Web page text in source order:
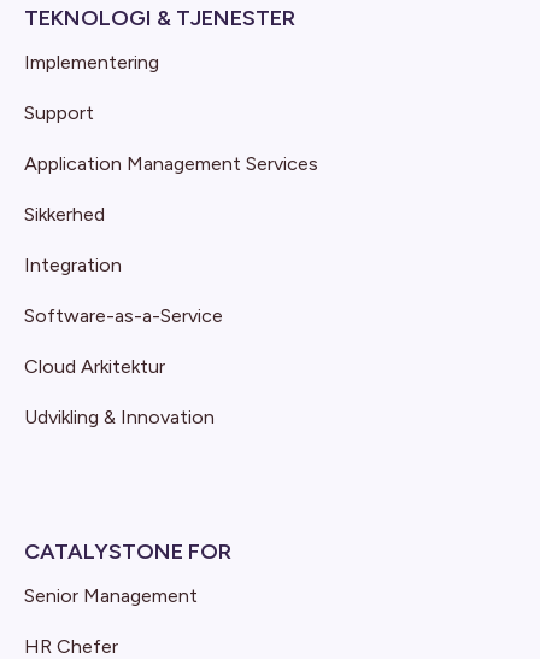
TEKNOLOGI & TJENESTER
Implementering
Support
Application Management Services
Sikkerhed
Integration
Software-as-a-Service
Cloud Arkitektur
Udvikling & Innovation
CATALYSTONE FOR
Senior Management
HR Chefer